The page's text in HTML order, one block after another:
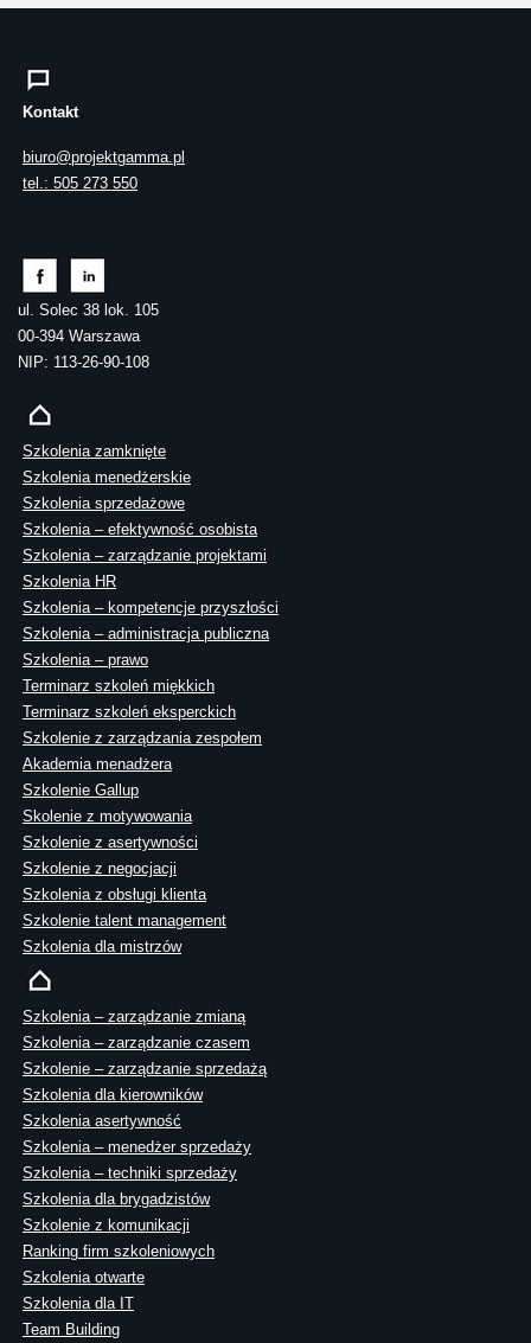
Kontakt
biuro@projektgamma.pl
tel.: 505 273 550
ul. Solec 38 lok. 105
00-394 Warszawa
NIP: 113-26-90-108
Szkolenia zamknięte
Szkolenia menedżerskie
Szkolenia sprzedażowe
Szkolenia – efektywność osobista
Szkolenia – zarządzanie projektami
Szkolenia HR
Szkolenia – kompetencje przyszłości
Szkolenia – administracja publiczna
Szkolenia – prawo
Terminarz szkoleń miękkich
Terminarz szkoleń eksperckich
Szkolenie z zarządzania zespołem
Akademia menadżera
Szkolenie Gallup
Skolenie z motywowania
Szkolenie z asertywności
Szkolenie z negocjacji
Szkolenia z obsługi klienta
Szkolenie talent management
Szkolenia dla mistrzów
Szkolenia – zarządzanie zmianą
Szkolenia – zarządzanie czasem
Szkolenie – zarządzanie sprzedażą
Szkolenia dla kierowników
Szkolenia asertywność
Szkolenia – menedżer sprzedaży
Szkolenia – techniki sprzedaży
Szkolenia dla brygadzistów
Szkolenie z komunikacji
Ranking firm szkoleniowych
Szkolenia otwarte
Szkolenia dla IT
Team Building